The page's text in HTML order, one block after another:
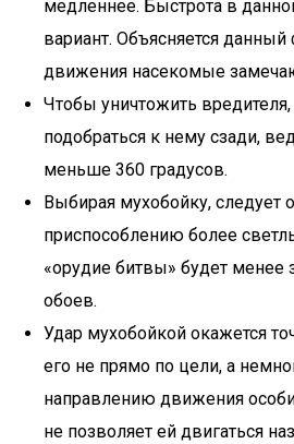
медленнее. Быстрота в
вариант. Объясняется
движения насекомые
Чтобы уничтожить
подобраться к нему сзади,
меньше 360 градусов.
Выбирая мухобойку, следует
приспособлению более
«орудие битвы» будет
обоев.
Удар мухобойкой окажется
его не прямо по цели, а
направлению движения
не позволяет ей двигаться